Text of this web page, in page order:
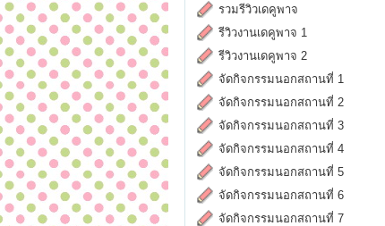
รวมรีวิวเดคูพาจ
รีวิวงานเดคูพาจ 1
รีวิวงานเดคูพาจ 2
จัดกิจกรรมนอกสถานที่ 1
จัดกิจกรรมนอกสถานที่ 2
จัดกิจกรรมนอกสถานที่ 3
จัดกิจกรรมนอกสถานที่ 4
จัดกิจกรรมนอกสถานที่ 5
จัดกิจกรรมนอกสถานที่ 6
จัดกิจกรรมนอกสถานที่ 7